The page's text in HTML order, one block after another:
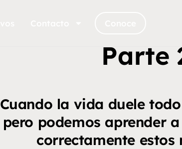
Parte
Cuando la vida duele
pero podemos aprender
correctamente estos